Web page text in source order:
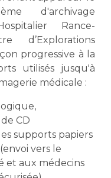
d'archivage
Rance-
d’Explorations
progressive à la
utilisés jusqu'à
médicale :
CD
supports papiers
vers le
et aux médecins